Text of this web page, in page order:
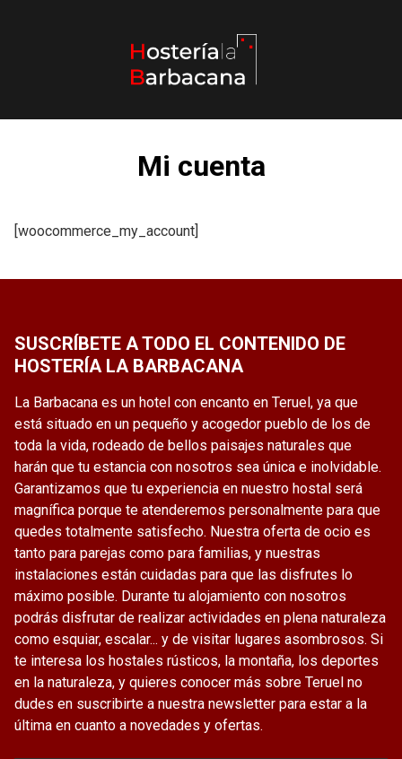
Mi cuenta
[woocommerce_my_account]
SUSCRÍBETE A TODO EL CONTENIDO DE
HOSTERÍA LA BARBACANA
La Barbacana es un hotel con encanto en Teruel, ya que
está situado en un pequeño y acogedor pueblo de los de
toda la vida, rodeado de bellos paisajes naturales que
harán que tu estancia con nosotros sea única e inolvidable.
Garantizamos que tu experiencia en nuestro hostal será
magnífica porque te atenderemos personalmente para que
quedes totalmente satisfecho. Nuestra oferta de ocio es
tanto para parejas como para familias, y nuestras
instalaciones están cuidadas para que las disfrutes lo
máximo posible. Durante tu alojamiento con nosotros
podrás disfrutar de realizar actividades en plena naturaleza
como esquiar, escalar... y de visitar lugares asombrosos. Si
te interesa los hostales rústicos, la montaña, los deportes
en la naturaleza, y quieres conocer más sobre Teruel no
dudes en suscribirte a nuestra newsletter para estar a la
última en cuanto a novedades y ofertas.